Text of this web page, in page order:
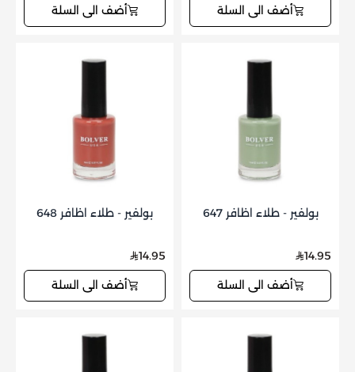
أضف الى السلة أضف الى السلة
بولفير - طلاء اظافر 647
14.95
أضف الى السلة
بولفير - طلاء اظافر 648
14.95
أضف الى السلة